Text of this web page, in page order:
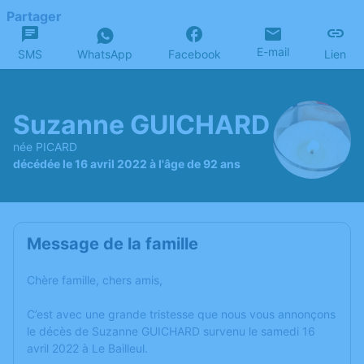
Partager
SMS WhatsApp Facebook E-mail Lien
Suzanne GUICHARD
née PICARD
décédée le 16 avril 2022 à l'âge de 92 ans
Message de la famille
Chère famille, chers amis,
C’est avec une grande tristesse que nous vous annonçons
le décès de Suzanne GUICHARD survenu le samedi 16
avril 2022 à Le Bailleul.